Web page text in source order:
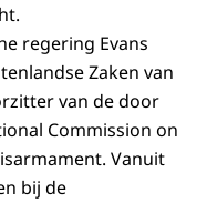
regering Evans
Zaken van
van de door
Commission on
Vanuit
bij de